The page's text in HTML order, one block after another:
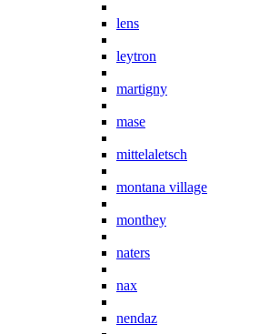
lens
leytron
martigny
mase
mittelaletsch
montana village
monthey
naters
nax
nendaz